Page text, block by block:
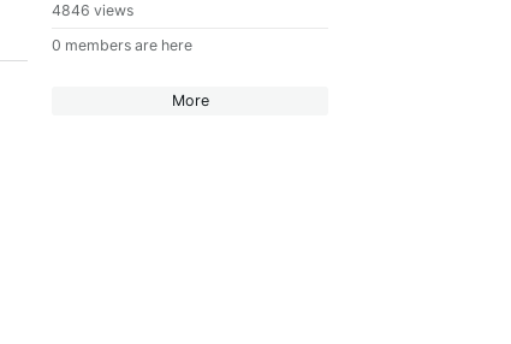
4846 views
0 members are here
More